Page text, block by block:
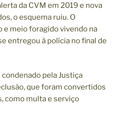
da CVM em 2019 e nova
o esquema ruiu. O
e meio foragido vivendo na
entregou à polícia no final de
pela Justiça
que foram convertidos
como multa e serviço